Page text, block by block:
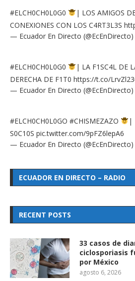
#ELCH0CH0L0G0
| LOS AMIGOS
CONEXIONES CON LOS C4RT3L3S
— Ecuador En Directo (@EcEnDirecto)
#ELCH0CH0L0G0
| LA F1SC4L DE
DERECHA DE F1T0 https://t.co/
— Ecuador En Directo (@EcEnDirecto)
#ELCH0CH0L0GO #CHISMEZAZO
|
S0C10S pic.twitter.com/9pFZ6lepA6
— Ecuador En Directo (@EcEnDirecto)
ECUADOR EN DIRECTO – RADIO
RECENT POSTS
33 casos de
ciclosporiasis
por México
agosto 6, 2026